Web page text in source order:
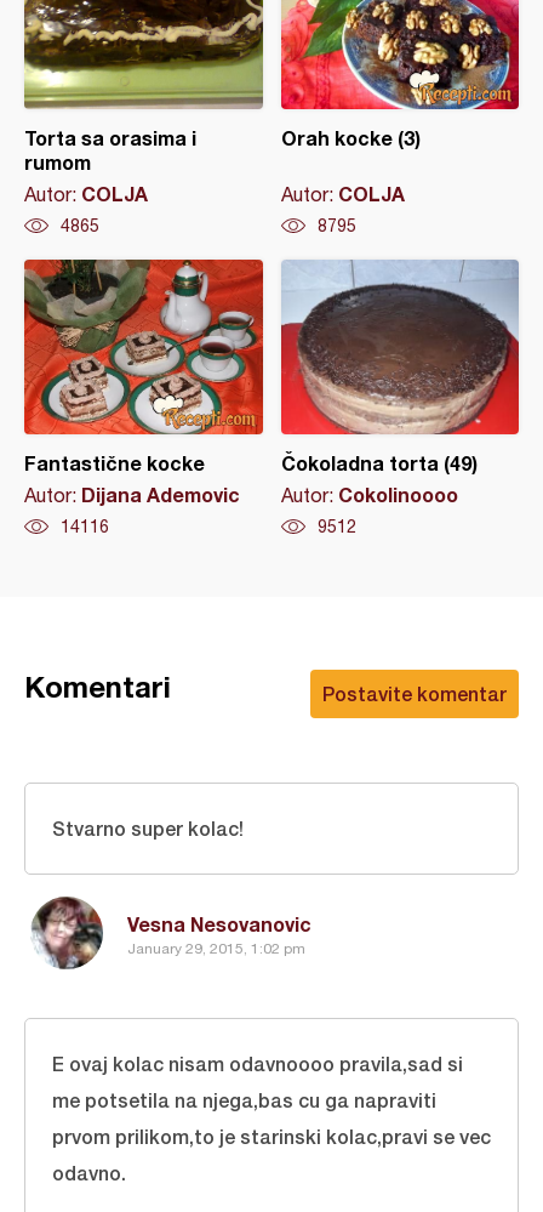
Torta sa orasima i
rumom
Autor: COLJA
4865
Orah kocke (3)
Autor: COLJA
8795
Fantastične kocke
Autor: Dijana Ademovic
14116
Čokoladna torta (49)
Autor: Cokolinoooo
9512
Postavite komentar
Komentari
Vesna Nesovanovic
January 29, 2015, 1:02 pm
Stvarno super kolac!
E ovaj kolac nisam odavnoooo pravila,sad si
me potsetila na njega,bas cu ga napraviti
prvom prilikom,to je starinski kolac,pravi se vec
odavno.